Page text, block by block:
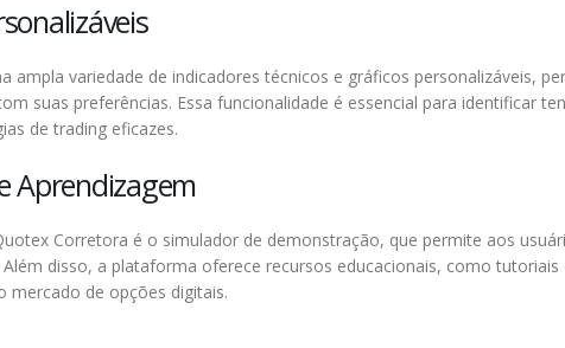
ampla variedade de indicadores técnicos e gráficos personalizáveis,
suas preferências. Essa funcionalidade é essencial para identificar
de trading eficazes.
Aprendizagem
Corretora é o simulador de demonstração, que permite aos
disso, a plataforma oferece recursos educacionais, como
mercado de opções digitais.